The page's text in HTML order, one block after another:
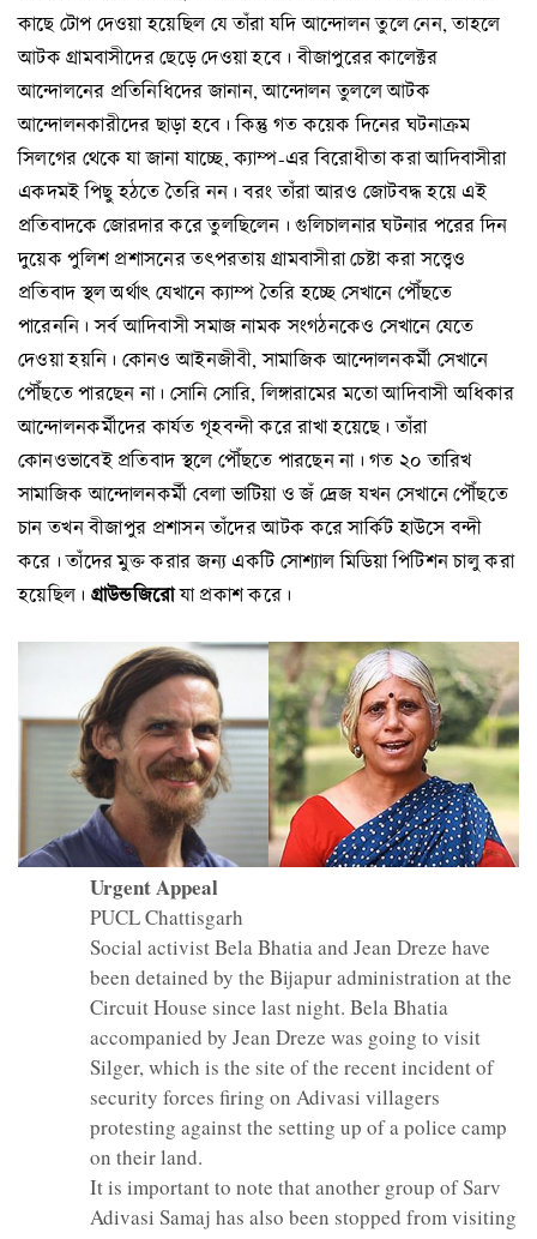
কাছে টোপ দেওয়া হয়েছিল যে তাঁরা যদি আন্দোলন তুলে নেন, তাহলে
আটক গ্রামবাসীদের ছেড়ে দেওয়া হবে। বীজাপুরের কালেক্টর
আন্দোলনের প্রতিনিধিদের জানান, আন্দোলন তুললে আটক
আন্দোলনকারীদের ছাড়া হবে। কিন্তু গত কয়েক দিনের ঘটনাক্রম
সিলগের থেকে যা জানা যাচ্ছে, ক্যাম্প-এর বিরোধীতা করা আদিবাসীরা
একদমই পিছু হঠতে তৈরি নন। বরং তাঁরা আরও জোটবদ্ধ হয়ে এই
প্রতিবাদকে জোরদার করে তুলছিলেন। গুলিচালনার ঘটনার পরের দিন
দুয়েক পুলিশ প্রশাসনের তৎপরতায় গ্রামবাসীরা চেষ্টা করা সত্ত্বেও
প্রতিবাদ স্থল অর্থাৎ যেখানে ক্যাম্প তৈরি হচ্ছে সেখানে পৌঁছতে
পারেননি। সর্ব আদিবাসী সমাজ নামক সংগঠনকেও সেখানে যেতে
দেওয়া হয়নি। কোনও আইনজীবী, সামাজিক আন্দোলনকর্মী সেখানে
পৌঁছতে পারছেন না। সোনি সোরি, লিঙ্গারামের মতো আদিবাসী অধিকার
আন্দোলনকর্মীদের কার্যত গৃহবন্দী করে রাখা হয়েছে। তাঁরা
কোনওভাবেই প্রতিবাদ স্থলে পৌঁছতে পারছেন না। গত ২০ তারিখ
সামাজিক আন্দোলনকর্মী বেলা ভাটিয়া ও জঁ দ্রেজ যখন সেখানে পৌঁছতে
চান তখন বীজাপুর প্রশাসন তাঁদের আটক করে সার্কিট হাউসে বন্দী
করে। তাঁদের মুক্ত করার জন্য একটি সোশ্যাল মিডিয়া পিটিশন চালু করা
হয়েছিল। গ্রাউন্ডজিরোযা প্রকাশ করে।
Urgent Appeal
PUCL Chattisgarh
Social activist Bela Bhatia and Jean Dreze have
been detained by the Bijapur administration at the
Circuit House since last night. Bela Bhatia
accompanied by Jean Dreze was going to visit
Silger, which is the site of the recent incident of
security forces firing on Adivasi villagers
protesting against the setting up of a police camp
on their land.
It is important to note that another group of Sarv
Adivasi Samaj has also been stopped from visiting